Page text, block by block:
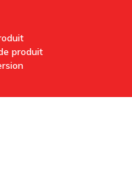
produit